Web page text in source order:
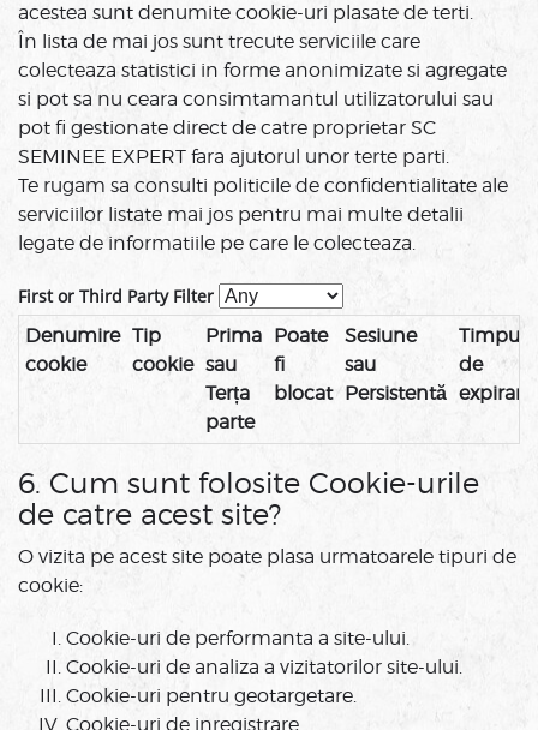
acestea sunt denumite cookie-uri plasate de terti.
În lista de mai jos sunt trecute serviciile care
colecteaza statistici in forme anonimizate si agregate
si pot sa nu ceara consimtamantul utilizatorului sau
pot fi gestionate direct de catre proprietar SC
SEMINEE EXPERT fara ajutorul unor terte parti.
Te rugam sa consulti politicile de confidentialitate ale
serviciilor listate mai jos pentru mai multe detalii
legate de informatiile pe care le colecteaza.
First or Third Party Filter
Denumire
cookie
Tip
cookie
Prima
sau
Terța
parte
Poate
fi
blocat
Sesiune
sau
Persistentă
Timpul
de
expirare
6. Cum sunt folosite Cookie-urile
de catre acest site?
O vizita pe acest site poate plasa urmatoarele tipuri de
cookie:
Cookie-uri de performanta a site-ului.
Cookie-uri de analiza a vizitatorilor site-ului.
Cookie-uri pentru geotargetare.
Cookie-uri de inregistrare.